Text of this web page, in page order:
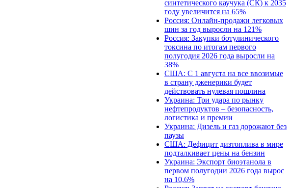
синтетического каучука (СК) к 2035
году увеличится на 65%
Россия: Онлайн-продажи легковых
шин за год выросли на 121%
Россия: Закупки ботулинического
токсина по итогам первого
полугодия 2026 года выросли на
38%
США: С 1 августа на все ввозимые
в страну дженерики будет
действовать нулевая пошлина
Украина: Три удара по рынку
нефтепродуктов – безопасность,
логистика и премии
Украина: Дизель и газ дорожают без
паузы
США: Дефицит дизтоплива в мире
подталкивает цены на бензин
Украина: Экспорт биоэтанола в
первом полугодии 2026 года вырос
на 10,6%